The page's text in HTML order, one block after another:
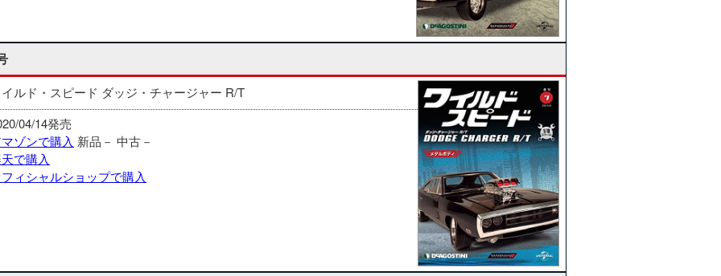
ルド・スピード ダッジ・チャージャー R/T
04/14発売
ゾンで購入 新品－ 中古－
で購入
ィシャルショップで購入